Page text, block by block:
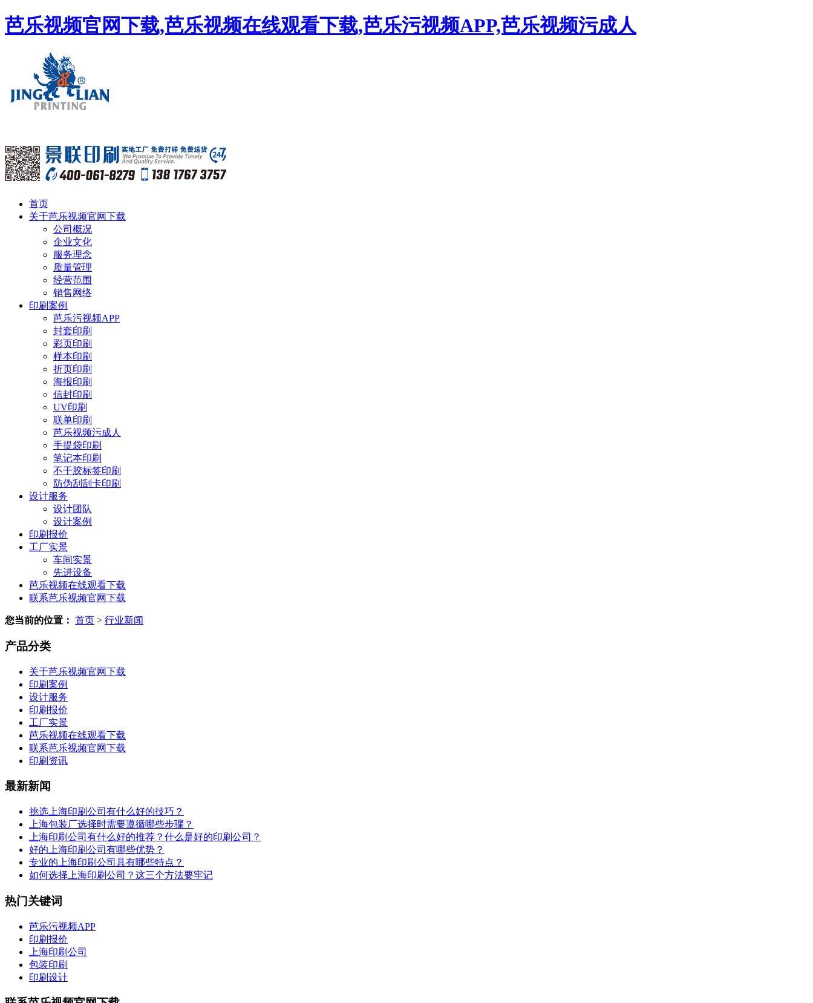
芭乐视频官网下载,芭乐视频在线观看下载,芭乐污视频APP,芭乐视频污成人
首页
关于芭乐视频官网下载
公司概况
企业文化
服务理念
质量管理
经营范围
销售网络
印刷案例
芭乐污视频APP
封套印刷
彩页印刷
样本印刷
折页印刷
海报印刷
信封印刷
UV印刷
联单印刷
芭乐视频污成人
手提袋印刷
笔记本印刷
不干胶标签印刷
防伪刮刮卡印刷
设计服务
设计团队
设计案例
印刷报价
工厂实景
车间实景
先进设备
芭乐视频在线观看下载
联系芭乐视频官网下载
您当前的位置： 首页 > 行业新闻
产品分类
关于芭乐视频官网下载
印刷案例
设计服务
印刷报价
工厂实景
芭乐视频在线观看下载
联系芭乐视频官网下载
印刷资讯
最新新闻
挑选上海印刷公司有什么好的技巧？
上海包装厂选择时需要遵循哪些步骤？
上海印刷公司有什么好的推荐？什么是好的印刷公司？
好的上海印刷公司有哪些优势？
专业的上海印刷公司具有哪些特点？
如何选择上海印刷公司？这三个方法要牢记
热门关键词
芭乐污视频APP
印刷报价
上海印刷公司
包装印刷
印刷设计